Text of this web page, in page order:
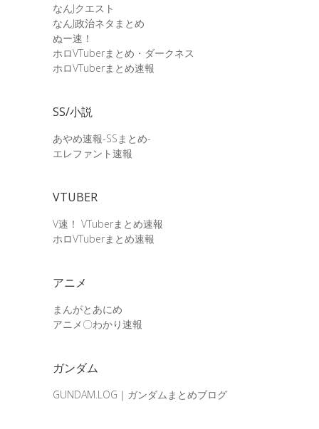
なんJクエスト
なんJ政治ネタまとめ
ぬー速！
ホロVTuberまとめ・ダークネス
ホロVTuberまとめ速報
SS/小説
あやめ速報-SSまとめ-
エレファント速報
VTUBER
V速！ VTuberまとめ速報
ホロVTuberまとめ速報
アニメ
まんがとあにめ
アニメ〇わかり速報
ガンダム
GUNDAM.LOG｜ガンダムまとめブログ